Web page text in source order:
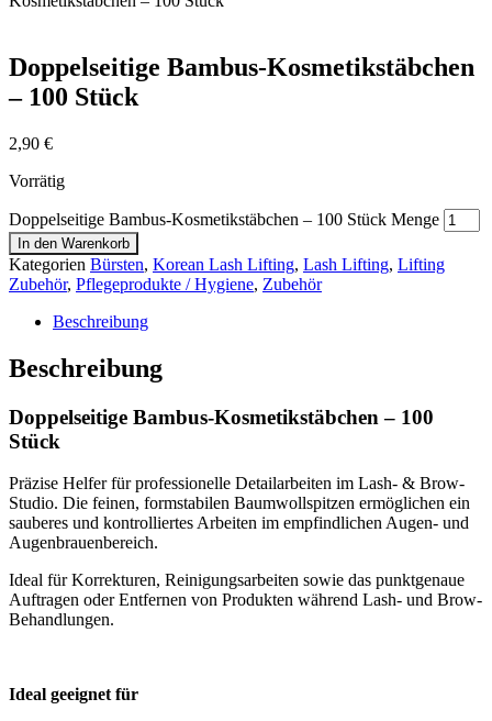
Doppelseitige Bambus-Kosmetikstäbchen
– 100 Stück
2,90 €
Vorrätig
Doppelseitige Bambus-Kosmetikstäbchen – 100 Stück Menge
In den Warenkorb
Kategorien Bürsten, Korean Lash Lifting, Lash Lifting, Lifting
Zubehör, Pflegeprodukte / Hygiene, Zubehör
Beschreibung
Beschreibung
Doppelseitige Bambus-Kosmetikstäbchen – 100
Stück
Präzise Helfer für professionelle Detailarbeiten im Lash- & Brow-
Studio. Die feinen, formstabilen Baumwollspitzen ermöglichen ein
sauberes und kontrolliertes Arbeiten im empfindlichen Augen- und
Augenbrauenbereich.
Ideal für Korrekturen, Reinigungsarbeiten sowie das punktgenaue
Auftragen oder Entfernen von Produkten während Lash- und Brow-
Behandlungen.
Ideal geeignet für